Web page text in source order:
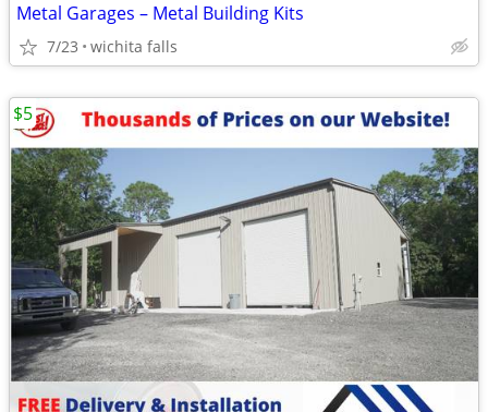
Metal Garages – Metal Building Kits
7/23 wichita falls
$5